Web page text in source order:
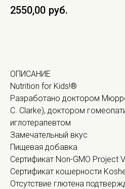
2550,00 руб.
ОПИСАНИЕ
Nutrition for Kids!®
Разработано доктором
C. Clarke), доктором
иглотерапевтом
Замечательный вкус
Пищевая добавка
Сертификат Non-GMO Project
Сертификат кошерности
Отсутствие глютена